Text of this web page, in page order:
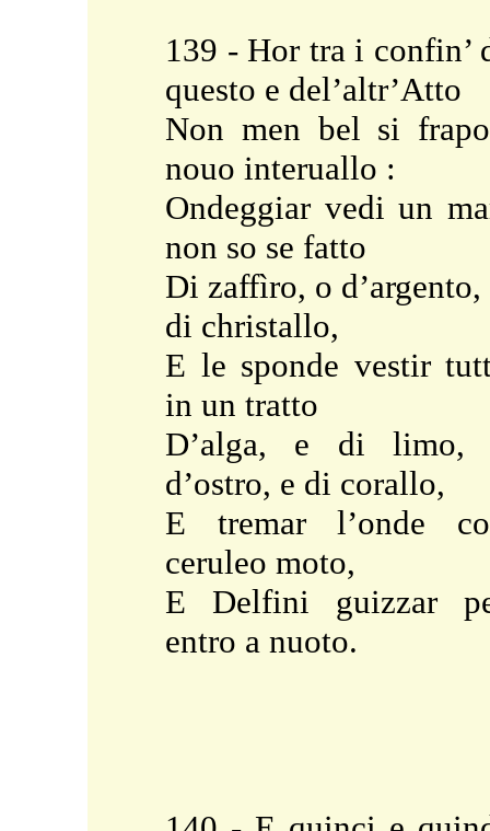
139 - Hor tra i confin’
questo e del’altr’Atto
Non men bel si
nouo interuallo :
Ondeggiar vedi un
non so se fatto
Di zaffìro, o d’argento,
di christallo,
E le sponde vestir
in un tratto
D’alga, e di limo,
d’ostro, e di corallo,
E tremar l’onde
ceruleo moto,
E Delfini guizzar
entro a nuoto.